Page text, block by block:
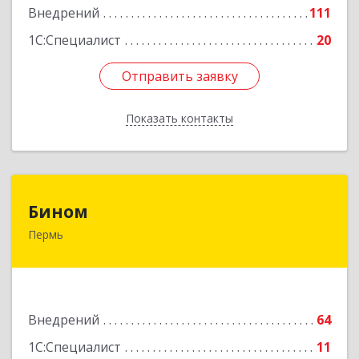
Внедрений
111
1С:Специалист
20
Отправить заявку
Показать контакты
Отправить заявку
Назад
Бином
Пермь
Внедрений
64
1С:Специалист
11
614000, Пермский край, Пермь г, Куйбышева